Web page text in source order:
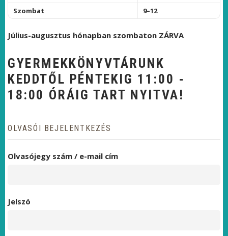
Szombat
9–12
Július-augusztus hónapban szombaton ZÁRVA
GYERMEKKÖNYVTÁRUNK
KEDDTŐL PÉNTEKIG 11:00 -
18:00 ÓRÁIG TART NYITVA!
OLVASÓI BEJELENTKEZÉS
Olvasójegy szám / e-mail cím
Jelszó